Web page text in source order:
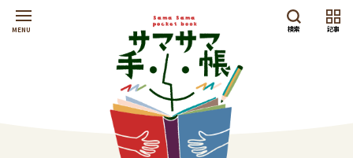
MENU 検索 記事